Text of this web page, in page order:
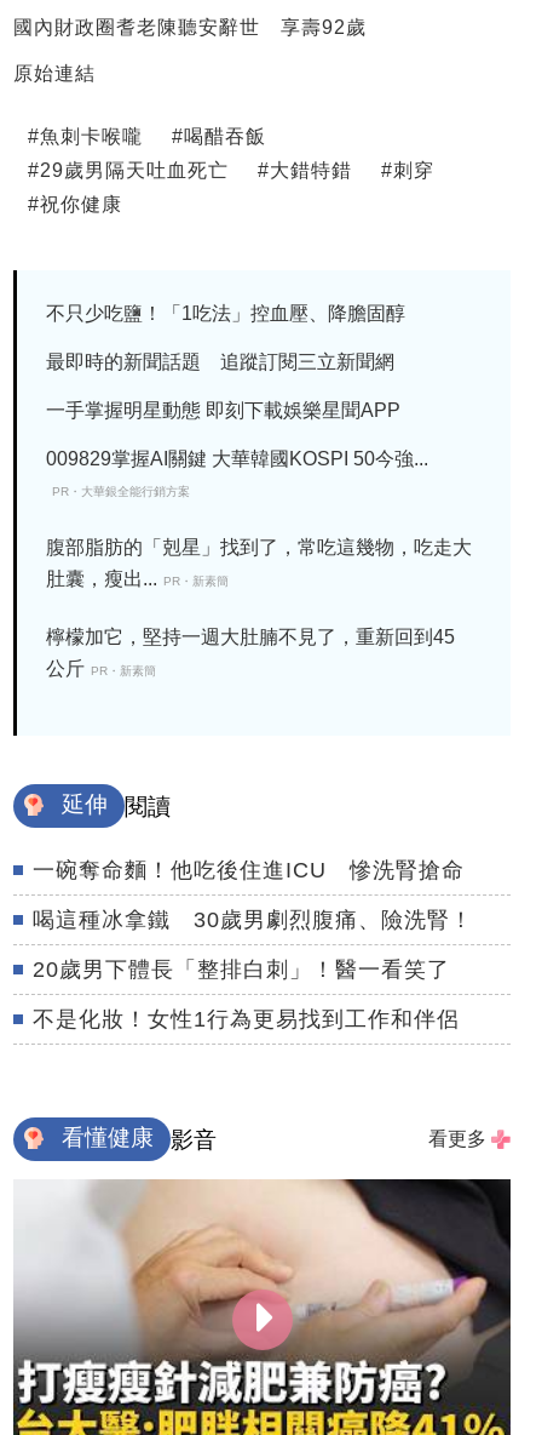
國內財政圈耆老陳聽安辭世 享壽92歲
原始連結
#魚刺卡喉嚨 #喝醋吞飯
#29歲男隔天吐血死亡 #大錯特錯 #刺穿
#祝你健康
不只少吃鹽！「1吃法」控血壓、降膽固醇
最即時的新聞話題 追蹤訂閱三立新聞網
一手掌握明星動態 即刻下載娛樂星聞APP
009829掌握AI關鍵 大華韓國KOSPI 50今強...
PR・大華銀全能行銷方案
腹部脂肪的「剋星」找到了，常吃這幾物，吃走大
肚囊，瘦出...
PR・新素簡
檸檬加它，堅持一週大肚腩不見了，重新回到45
公斤 PR・新素簡
延伸 閱讀
一碗奪命麵！他吃後住進ICU 慘洗腎搶命
喝這種冰拿鐵 30歲男劇烈腹痛、險洗腎！
20歲男下體長「整排白刺」！醫一看笑了
不是化妝！女性1行為更易找到工作和伴侶
看懂健康 影音 看更多